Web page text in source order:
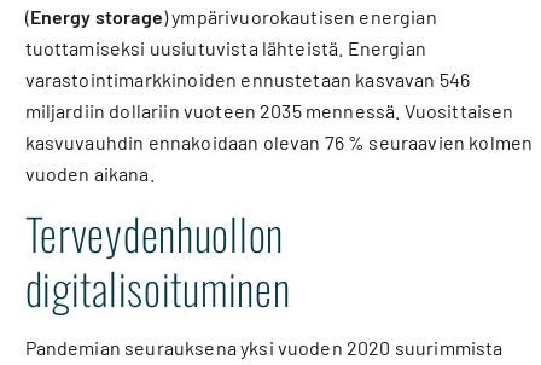
(Energy storage) ympärivuorokautisen energian
tuottamiseksi uusiutuvista lähteistä. Energian
varastointimarkkinoiden ennustetaan kasvavan 546
miljardiin dollariin vuoteen 2035 mennessä. Vuosittaisen
kasvuvauhdin ennakoidaan olevan 76 % seuraavien kolmen
vuoden aikana.
Terveydenhuollon
digitalisoituminen
Pandemian seurauksena yksi vuoden 2020 suurimmista